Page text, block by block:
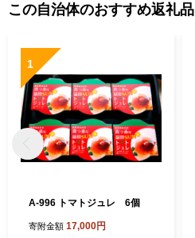
この自治体のおすすめ返礼品
1
A-996 トマトジュレ 6個
寄附金額 17,000円